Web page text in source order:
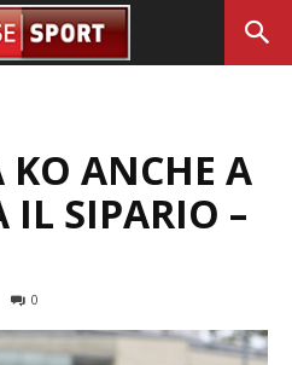
KO ANCHE A
IL SIPARIO –
0